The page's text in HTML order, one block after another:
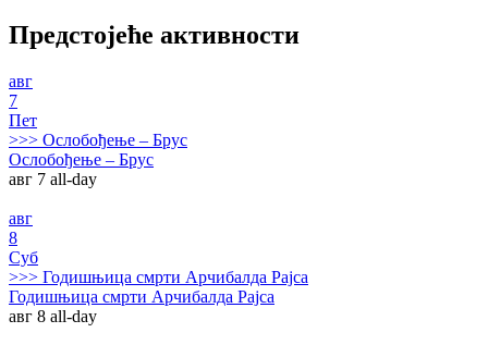
Предстојеће активности
авг
7
Пет
>>> Ослобођење – Брус
Ослобођење – Брус
авг 7 all-day
авг
8
Суб
>>> Годишњица смрти Арчибалда Рајса
Годишњица смрти Арчибалда Рајса
авг 8 all-day